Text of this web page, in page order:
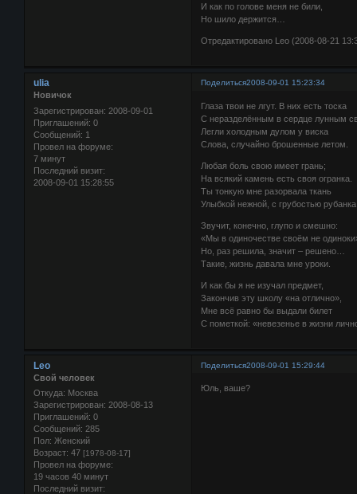
И как по голове меня не били,
Но шило держится…
Отредактировано Leo (2008-08-21
Поделиться2008-09-01 15:23:34
ulia
Новичок
Зарегистрирован: 2008-09-01
Приглашений: 0
Сообщений: 1
Провел на форуме:
7 минут
Последний визит:
2008-09-01 15:28:55
Глаза твои не лгут. В них есть тоска
С неразделённым в сердце лунным
Легли холодным дулом у виска
Слова, случайно брошенные летом.
Любая боль свою имеет грань;
На всякий камень есть своя огранка.
Ты тонкую мне разорвала ткань
Улыбкой нежной, с грубостью
Звучит, конечно, глупо и смешно:
«Мы в одиночестве своём не
Но, раз решила, значит – решено…
Такие, жизнь давала мне уроки.
И как бы я не изучал предмет,
Закончив эту школу «на отлично»,
Мне всё равно бы выдали билет
С пометкой: «невезенье в жизни
Поделиться2008-09-01 15:29:44
Leo
Свой человек
Откуда: Москва
Зарегистрирован: 2008-08-13
Приглашений: 0
Сообщений: 285
Пол: Женский
Возраст: 47 [1978-08-17]
Провел на форуме:
19 часов 40 минут
Последний визит:
Юль, ваше?